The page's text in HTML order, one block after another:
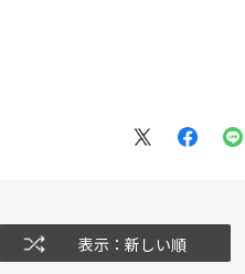
表示：新しい順